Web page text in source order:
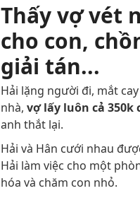
Thấy vợ vét
cho con,
giải tán...
Hải lặng người đi, mắt
nhà, vợ lấy luôn cả 350k
anh thắt lại.
Hải và Hân cưới nhau
Hải làm việc cho một
hóa và chăm con nhỏ.